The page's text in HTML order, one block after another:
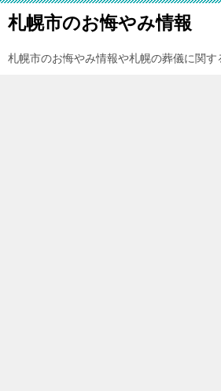
札幌市のお悔やみ情報
札幌市のお悔やみ情報や札幌の葬儀に関